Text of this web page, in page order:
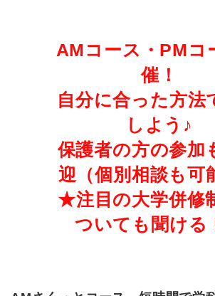
AMコース・PMコ
催！
自分に合った方法
しよう♪
保護者の方の参加
迎（個別相談も可
★注目の大学併修
ついても聞け